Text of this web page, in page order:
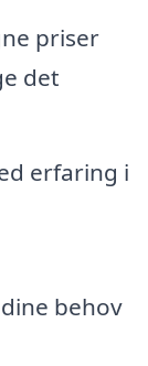
priser
det
erfaring i
behov